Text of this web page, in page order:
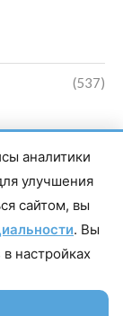
(537)
Тимур Нухович.
По
д. 1а. Все
материалов
при условии
аналитики
улучшения
сайтом, вы
. Вы
настройках